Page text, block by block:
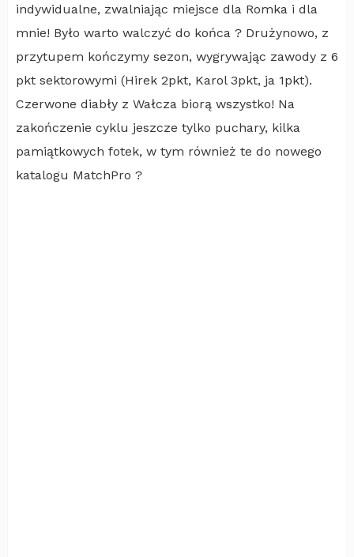
indywidualne, zwalniając miejsce dla Romka i dla
mnie! Było warto walczyć do końca ? Drużynowo, z
przytupem kończymy sezon, wygrywając zawody z 6
pkt sektorowymi (Hirek 2pkt, Karol 3pkt, ja 1pkt).
Czerwone diabły z Wałcza biorą wszystko! Na
zakończenie cyklu jeszcze tylko puchary, kilka
pamiątkowych fotek, w tym również te do nowego
katalogu MatchPro ?